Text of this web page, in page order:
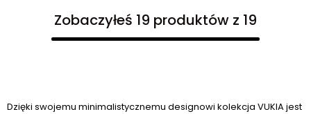
Zobaczyłeś 19 produktów z 19
Dzięki swojemu minimalistycznemu designowi kolekcja VUKIA jest